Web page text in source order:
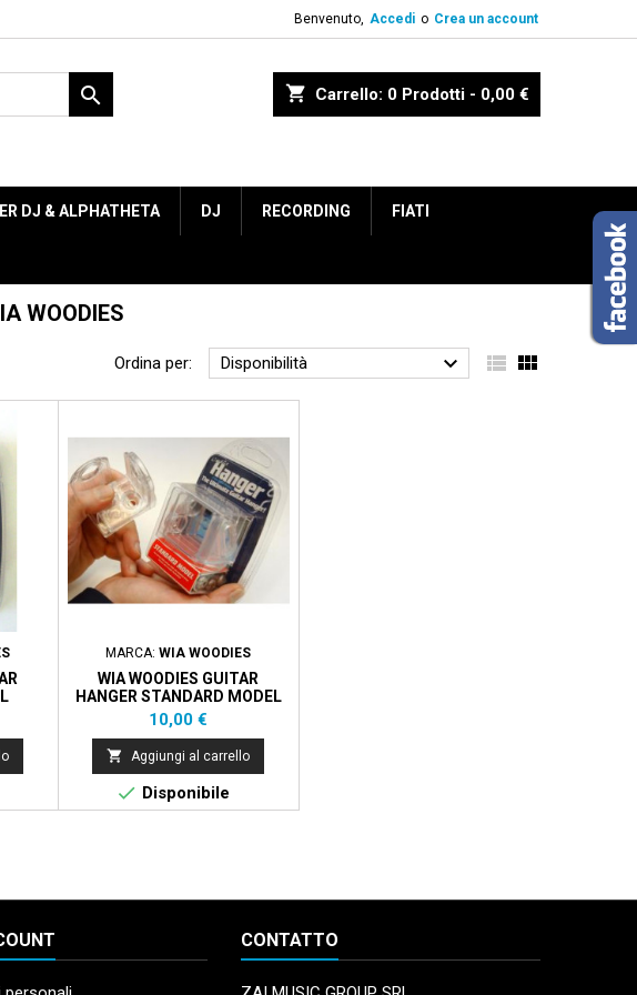
Benvenuto, Accedi o Crea un account
shopping_cart Carrello: 0 Prodotti - 0,00 €

DJ & ALPHATHETA DJ RECORDING FIATI
WOODIES
Ordina per: Disponibilità   
MARCA:WIA WOODIES
WIA WOODIES GUITAR
HANGER STANDARD MODEL
Prezzo
10,00 €
 Aggiungi al carrello
 Disponibile
CONTATTO